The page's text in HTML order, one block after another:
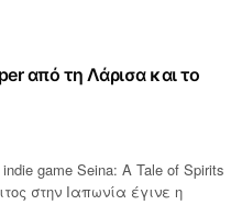
από τη Λάρισα και το
game Seina: A Tale of Spirits
στην Ιαπωνία έγινε η